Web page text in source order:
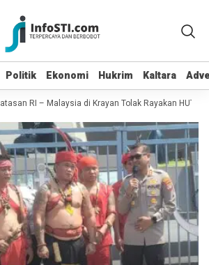
Politik Ekonomi Hukrim Kaltara
Politik Ekonomi Hukrim Kaltara
RI – Malaysia di Krayan Tolak Rayakan HUT RI 81